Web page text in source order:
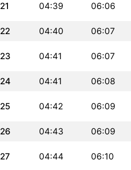
21 04:39 06:06
22 04:40 06:07
23 04:41 06:07
24 04:41 06:08
25 04:42 06:09
26 04:43 06:09
27 04:44 06:10